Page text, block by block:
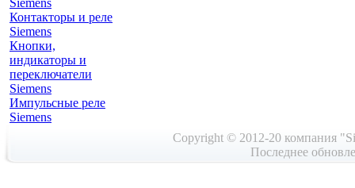
Siemens
Контакторы и реле
Siemens
Кнопки,
индикаторы и
переключатели
Siemens
Импульсные реле
Siemens
Copyright © 2012-20 компания
Последнее